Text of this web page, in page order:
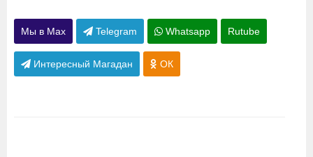
Мы в Max Telegram Whatsapp Rutube
Интересный Магадан ОК